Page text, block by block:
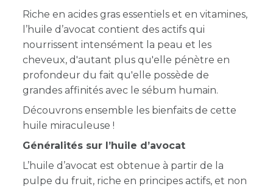
Riche en acides gras essentiels et en vitamines,
l’huile d’avocat contient des actifs qui
nourrissent intensément la peau et les
cheveux, d'autant plus qu'elle pénètre en
profondeur du fait qu'elle possède de
grandes affinités avec le sébum humain.
Découvrons ensemble les bienfaits de cette
huile miraculeuse !
Généralités sur l’huile d’avocat
L’huile d’avocat est obtenue à partir de la
pulpe du fruit, riche en principes actifs, et non